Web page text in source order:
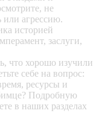
не
агрессию.
историей
заслуги,
что хорошо изучили
себе на вопрос:
ресурсы и
Подробную
в наших разделах